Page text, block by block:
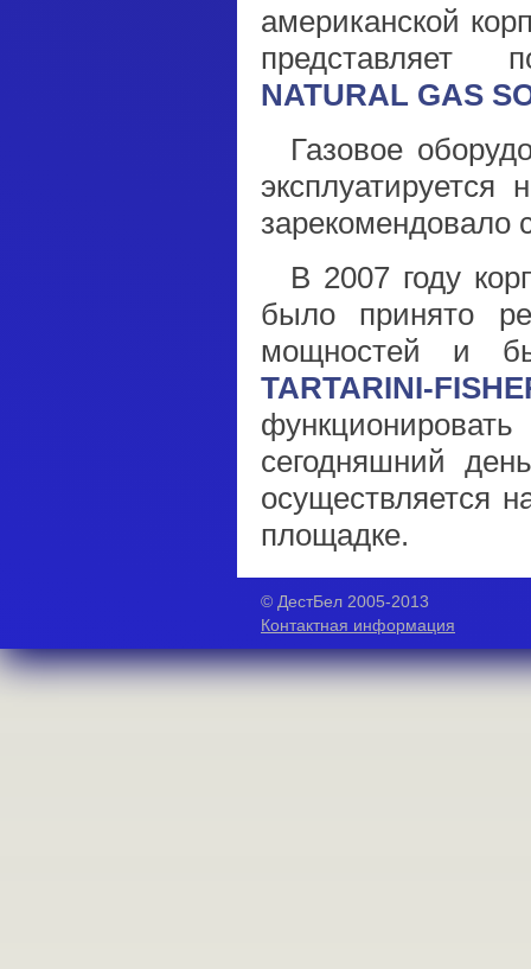
американской
представляет
NATURAL GAS
Газовое
зарекомендовало
В 2007 году
было принято
мощностей и
TARTARINI-
сегодняшний
осуществляется
площадке.
© ДестБел 2005-2013
Контактная информация